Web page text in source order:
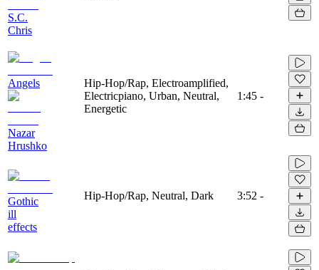
S.C.
Chris
Angels
Nazar
Hrushko
Hip-Hop/Rap, Electroamplified,
Electricpiano, Urban, Neutral,
Energetic
1:45 -
Gothic
ill
effects
Hip-Hop/Rap, Neutral, Dark 3:52 -